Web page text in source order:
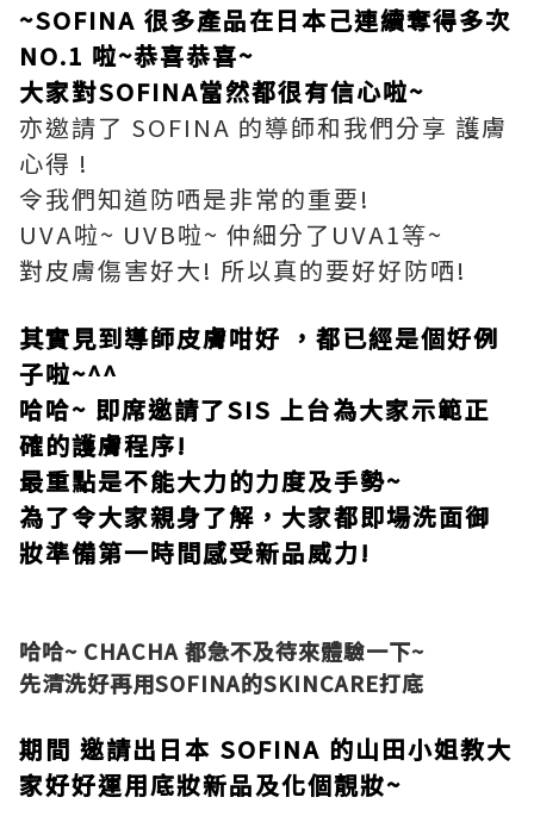
~SOFINA 很多產品在日本己連續奪得多次
NO.1 啦~恭喜恭喜~
大家對SOFINA當然都很有信心啦~
亦邀請了 SOFINA 的導師和我們分享 護膚
心得 !
令我們知道防哂是非常的重要!
UVA啦~ UVB啦~ 仲細分了UVA1等~
對皮膚傷害好大! 所以真的要好好防哂!
其實見到導師皮膚咁好 ，都已經是個好例
子啦~^^
哈哈~ 即席邀請了SIS 上台為大家示範正
確的護膚程序!
最重點是不能大力的力度及手勢~
為了令大家親身了解，大家都即場洗面御
妝準備第一時間感受新品威力!
哈哈~ CHACHA 都急不及待來體驗一下~
先清洗好再用SOFINA的SKINCARE打底
期間 邀請出日本 SOFINA 的山田小姐教大
家好好運用底妝新品及化個靚妝~